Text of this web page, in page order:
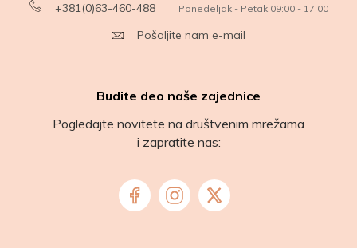
+381(0)63-460-488 Ponedeljak - Petak 09:00 - 17:00
Pošaljite nam e-mail
Budite deo naše zajednice
Pogledajte novitete na društvenim mrežama
i zapratite nas: